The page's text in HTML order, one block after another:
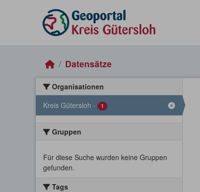
Datensätze
Organisationen
Kreis Gütersloh - 1
Gruppen
Für diese Suche wurden keine Gruppen
gefunden.
Tags